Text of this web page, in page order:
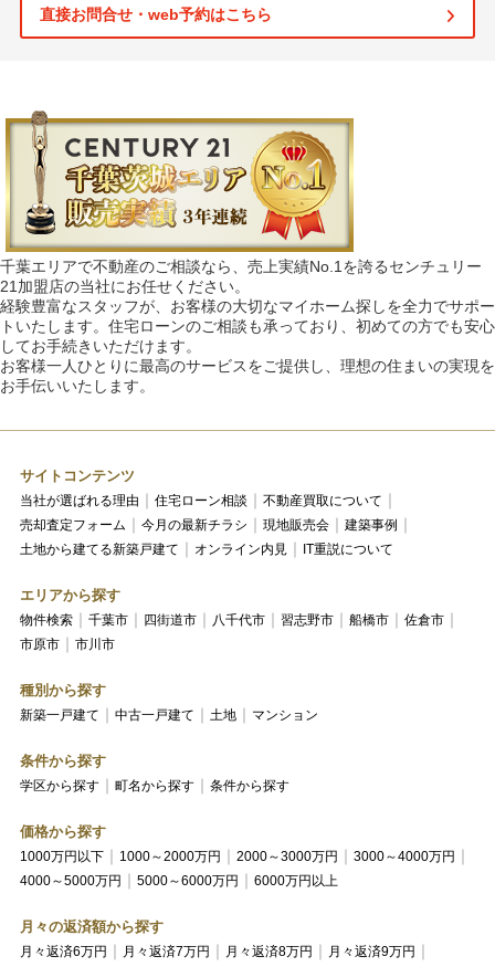
直接お問合せ・web予約はこちら
千葉エリアで不動産のご相談なら、売上実績No.1を誇るセンチュリー
21加盟店の当社にお任せください。
経験豊富なスタッフが、お客様の大切なマイホーム探しを全力でサポー
トいたします。住宅ローンのご相談も承っており、初めての方でも安心
してお手続きいただけます。
お客様一人ひとりに最高のサービスをご提供し、理想の住まいの実現を
お手伝いいたします。
サイトコンテンツ
当社が選ばれる理由 住宅ローン相談
不動産買取について
売却査定フォーム
今月の最新チラシ 現地販売会
建築事例
土地から建てる新築戸建て
オンライン内見 IT重説について
エリアから探す
物件検索 千葉市 四街道市 八千代市 習志野市 船橋市
佐倉市
市原市
市川市
種別から探す
新築一戸建て 中古一戸建て 土地 マンション
条件から探す
学区から探す 町名から探す 条件から探す
価格から探す
1000万円以下 1000～2000万円 2000～3000万円
3000～4000万円
4000～5000万円
5000～6000万円 6000万円以上
月々の返済額から探す
月々返済6万円 月々返済7万円 月々返済8万円
月々返済9万円